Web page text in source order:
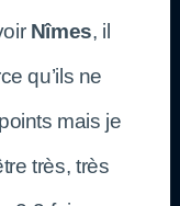
Nîmes, il
qu’ils ne
mais je
très, très